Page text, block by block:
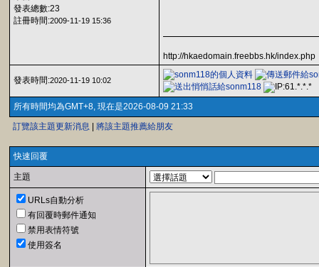
發表總數:23
註冊時間:2009-11-19 15:36
http://hkaedomain.freebbs.hk/index.php
發表時間:2020-11-19 10:02
所有時間均為GMT+8, 現在是2026-08-09 21:33
訂覽該主題更新消息
將該主題推薦給朋友
快速回覆
主題
URLs自動分析
有回覆時郵件通知
禁用表情符號
使用簽名